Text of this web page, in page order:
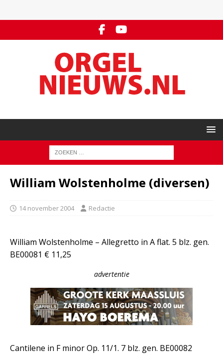
William Wolstenholme (diversen)
14 november 2004 Redactie
William Wolstenholme – Allegretto in A flat. 5 blz. gen.
BE00081 € 11,25
advertentie
Cantilene in F minor Op. 11/1. 7 blz. gen. BE00082